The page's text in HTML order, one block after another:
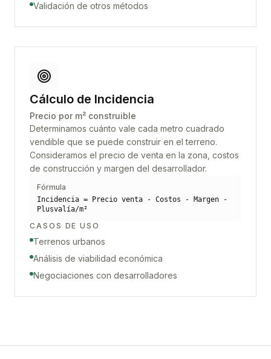
Validación de otros métodos
Cálculo de Incidencia
Precio por m² construible
Determinamos cuánto vale cada metro cuadrado
vendible que se puede construir en el terreno.
Consideramos el precio de venta en la zona, costos
de construcción y margen del desarrollador.
Fórmula
Incidencia = Precio venta - Costos - Margen -
Plusvalía/m²
CASOS DE USO
Terrenos urbanos
Análisis de viabilidad económica
Negociaciones con desarrolladores